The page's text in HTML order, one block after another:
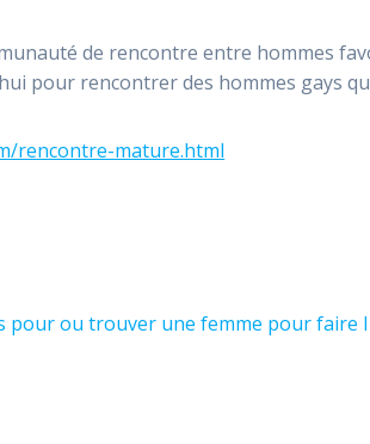
de rencontre entre hommes
pour rencontrer des hommes gays
rencontre-mature.html
pour ou trouver une femme pour faire